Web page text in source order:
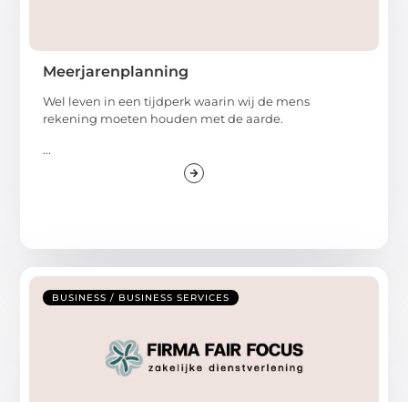
Meerjarenplanning
Wel leven in een tijdperk waarin wij de mens
rekening moeten houden met de aarde.
...
BUSINESS / BUSINESS SERVICES